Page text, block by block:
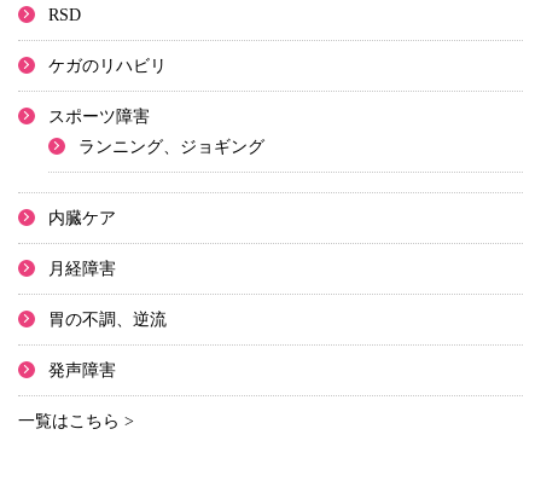
RSD
ケガのリハビリ
スポーツ障害
ランニング、ジョギング
内臓ケア
月経障害
胃の不調、逆流
発声障害
一覧はこちら >